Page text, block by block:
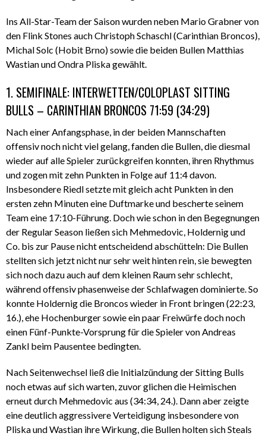
Ins All-Star-Team der Saison wurden neben Mario Grabner von
den Flink Stones auch Christoph Schaschl (Carinthian Broncos),
Michal Solc (Hobit Brno) sowie die beiden Bullen Matthias
Wastian und Ondra Pliska gewählt.
1. SEMIFINALE: INTERWETTEN/COLOPLAST SITTING
BULLS – CARINTHIAN BRONCOS 71:59 (34:29)
Nach einer Anfangsphase, in der beiden Mannschaften
offensiv noch nicht viel gelang, fanden die Bullen, die diesmal
wieder auf alle Spieler zurückgreifen konnten, ihren Rhythmus
und zogen mit zehn Punkten in Folge auf 11:4 davon.
Insbesondere Riedl setzte mit gleich acht Punkten in den
ersten zehn Minuten eine Duftmarke und bescherte seinem
Team eine 17:10-Führung. Doch wie schon in den Begegnungen
der Regular Season ließen sich Mehmedovic, Holdernig und
Co. bis zur Pause nicht entscheidend abschütteln: Die Bullen
stellten sich jetzt nicht nur sehr weit hinten rein, sie bewegten
sich noch dazu auch auf dem kleinen Raum sehr schlecht,
während offensiv phasenweise der Schlafwagen dominierte. So
konnte Holdernig die Broncos wieder in Front bringen (22:23,
16.), ehe Hochenburger sowie ein paar Freiwürfe doch noch
einen Fünf-Punkte-Vorsprung für die Spieler von Andreas
Zankl beim Pausentee bedingten.
Nach Seitenwechsel ließ die Initialzündung der Sitting Bulls
noch etwas auf sich warten, zuvor glichen die Heimischen
erneut durch Mehmedovic aus (34:34, 24.). Dann aber zeigte
eine deutlich aggressivere Verteidigung insbesondere von
Pliska und Wastian ihre Wirkung, die Bullen holten sich Steals